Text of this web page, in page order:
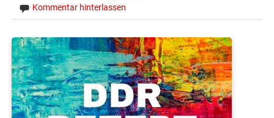
Kommentar hinterlassen